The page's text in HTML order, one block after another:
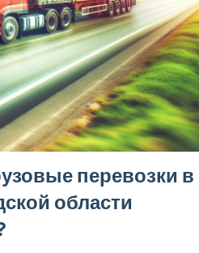
перевозки в
области